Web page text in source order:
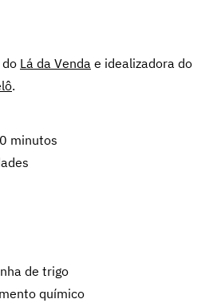
Lá da Venda e idealizadora do
.
minutos
de trigo
químico